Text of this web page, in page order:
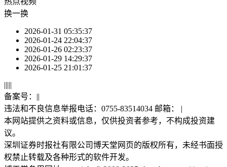
换一换
2026-01-31 05:35:37
2026-01-24 22:04:37
2026-01-26 02:23:37
2026-01-29 14:29:37
2026-01-25 21:01:37
|||||
备案号： ||
违法和不良信息举报电话：0755-83514034 邮箱： |
本网站提供之资料或信息，仅供投资者参考，不构成投资建
议。
深圳证券时报社有限公司博天堂网页的版权所有，未经书面授
权禁止转载及各种形式的软件开发。